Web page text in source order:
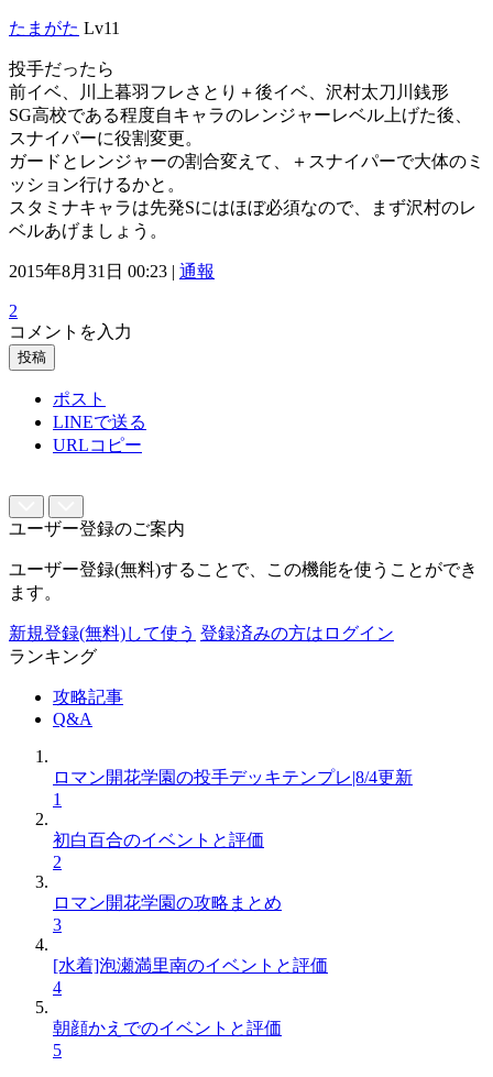
たまがた Lv11
投手だったら
前イベ、川上暮羽フレさとり＋後イベ、沢村太刀川銭形
SG高校である程度自キャラのレンジャーレベル上げた後、
スナイパーに役割変更。
ガードとレンジャーの割合変えて、＋スナイパーで大体のミ
ッション行けるかと。
スタミナキャラは先発Sにはほぼ必須なので、まず沢村のレ
ベルあげましょう。
2015年8月31日 00:23 | 通報
2
コメントを入力
投稿
ポスト
LINEで送る
URLコピー
ユーザー登録のご案内
ユーザー登録(無料)することで、この機能を使うことができ
ます。
新規登録(無料)して使う 登録済みの方はログイン
ランキング
攻略記事
Q&A
ロマン開花学園の投手デッキテンプレ|8/4更新
1
初白百合のイベントと評価
2
ロマン開花学園の攻略まとめ
3
[水着]泡瀬満里南のイベントと評価
4
朝顔かえでのイベントと評価
5